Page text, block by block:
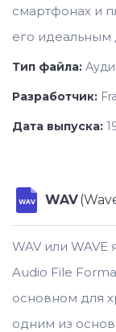
смартфонах и
его идеальным
Тип файла:
Разработчик:
Дата выпуска:
WAV WAV
WAV или
Audio File
основном для
одним из